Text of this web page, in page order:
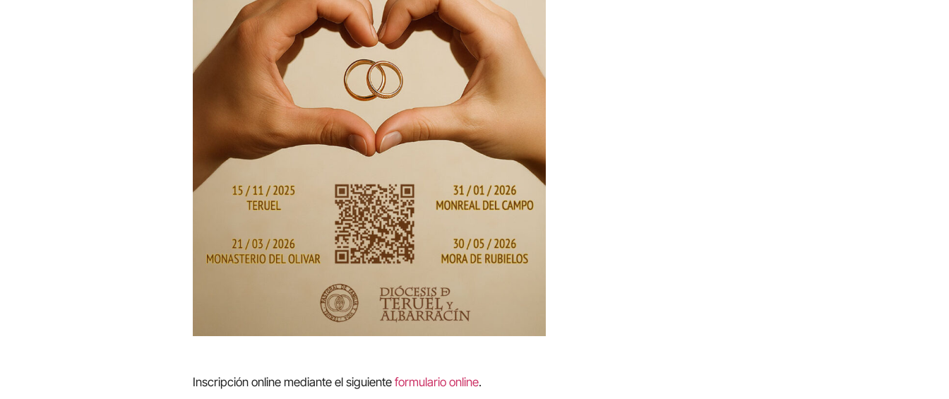
Inscripción online mediante el siguiente formulario online.